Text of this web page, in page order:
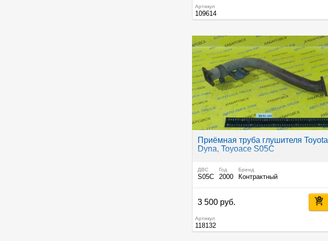
Артикул
109614
Приёмная труба глушителя Toyota
Dyna, Toyoace S05C
ДВС
S05C
Год
2000
Бренд
Контрактный
3 500 руб.
Артикул
118132